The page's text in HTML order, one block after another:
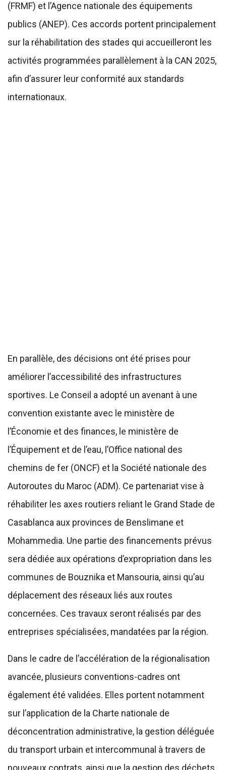
(FRMF) et l’Agence nationale des équipements
publics (ANEP). Ces accords portent principalement
sur la réhabilitation des stades qui accueilleront les
activités programmées parallèlement à la CAN 2025,
afin d’assurer leur conformité aux standards
internationaux.
En parallèle, des décisions ont été prises pour
améliorer l’accessibilité des infrastructures
sportives. Le Conseil a adopté un avenant à une
convention existante avec le ministère de
l’Économie et des finances, le ministère de
l’Équipement et de l’eau, l’Office national des
chemins de fer (ONCF) et la Société nationale des
Autoroutes du Maroc (ADM). Ce partenariat vise à
réhabiliter les axes routiers reliant le Grand Stade de
Casablanca aux provinces de Benslimane et
Mohammedia. Une partie des financements prévus
sera dédiée aux opérations d’expropriation dans les
communes de Bouznika et Mansouria, ainsi qu’au
déplacement des réseaux liés aux routes
concernées. Ces travaux seront réalisés par des
entreprises spécialisées, mandatées par la région.
Dans le cadre de l’accélération de la régionalisation
avancée, plusieurs conventions-cadres ont
également été validées. Elles portent notamment
sur l’application de la Charte nationale de
déconcentration administrative, la gestion déléguée
du transport urbain et intercommunal à travers de